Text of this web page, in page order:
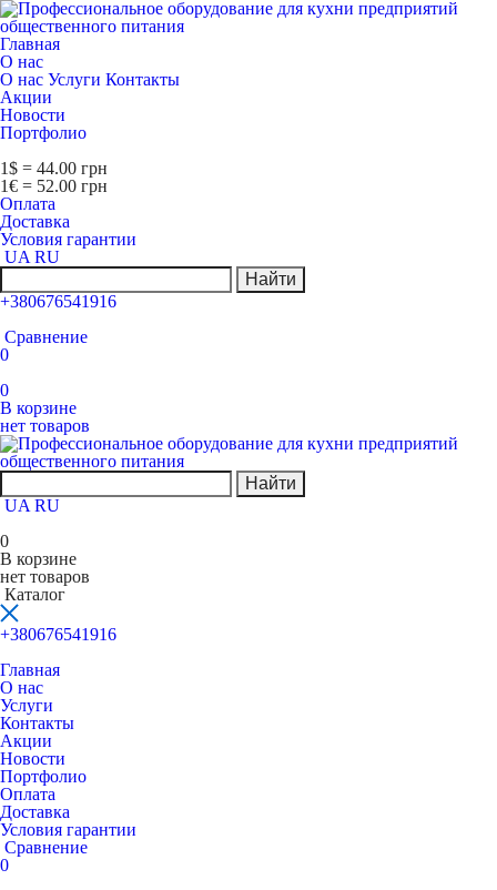
Главная
О нас
О нас Услуги Контакты
Акции
Новости
Портфолио
1$ = 44.00 грн
1€ = 52.00 грн
Оплата
Доставка
Условия гарантии
UA RU
Найти
+380676541916
Сравнение
0
0
В корзине
нет товаров
Найти
UA RU
0
В корзине
нет товаров
Каталог
+380676541916
Главная
О нас
Услуги
Контакты
Акции
Новости
Портфолио
Оплата
Доставка
Условия гарантии
Сравнение
0